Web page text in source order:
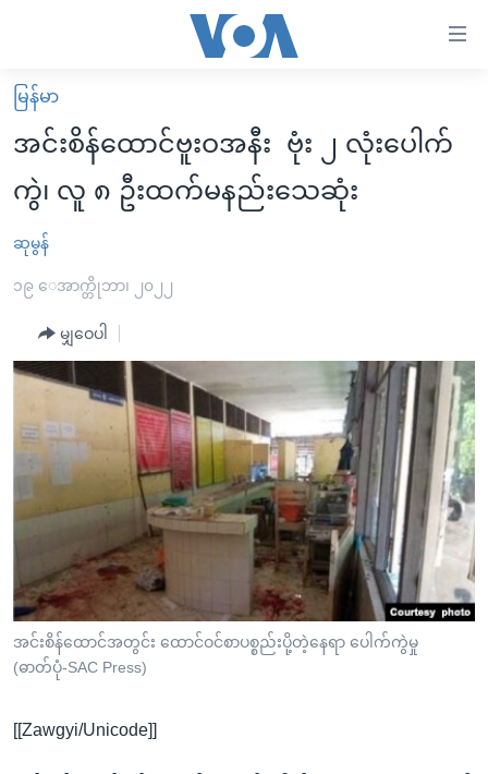
လွယ်ကူ
စေ
သည့်
Link
များ
ပင်မ
ကျော်
ညွန်း
ကျော်
ကြည့်
ရန်
ရန်
မူလစာမျက်နှာ
မြန်မာ
ကမ္ဘာ့သတင်းများ
နိုင်ငံတကာ
အစ္စရေး-ပါလက်စတိုင်း
ဗွီဒီယို
အင်္ဂလိပ်စာလေ့လာမယ်
အမေရိကန်သုံးအီဒီယံ
မကြေးမုံရဲ့ အင်္ဂလိပ်စာ
ရုပ်ရှင်ထဲက အင်္ဂလိပ်စာ
သုတပဒေသာ အင်္ဂလိပ်စာ
အပတ်စဉ်ကဏ္ဍများ
ရေဒီယို
တီဗွီ
ရေဒီယိုနှင့်ရုပ်သံ အချက်အလက်များ
ရေဒီယို/တီဗွီအစီအစဉ်
Learning English
ဗွီအိုအေ လူမှုကွန်ယက်များ
မြန်မာ
အင်းစိန်ထောင်ဗူးဝအနီး ဗုံး ၂ လုံးပေါက်
ကွဲ၊ လူ ၈ ဦးထက်မနည်းသေဆုံး
ဆုမွန်
၁၉ ေအာက္တိုဘာ၊ ၂၀၂၂
မျှဝေပါ
အင်းစိန်ထောင်အတွင်း ထောင်ဝင်စာပစ္စည်းပို့တဲ့နေရာ ပေါက်ကွဲမှု
(ဓာတ်ပုံ-SAC Press)
[[Zawgyi/Unicode]]